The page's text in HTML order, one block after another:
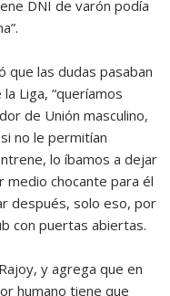
DNI de varón podía
que las dudas pasaban
Liga, “queríamos
de Unión masculino,
no le permitían
lo íbamos a dejar
chocante para él
después, solo eso, por
con puertas abiertas.
y agrega que en
humano tiene que